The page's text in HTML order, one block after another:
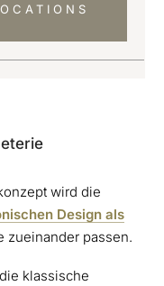
wird die
Design als
zueinander passen.
klassische